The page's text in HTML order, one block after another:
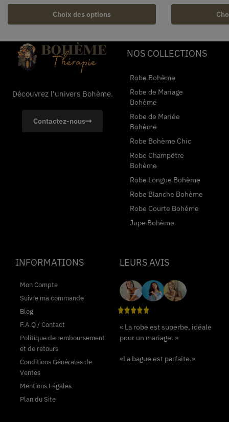
Choix des options
Découvrez l'univers Bohème.
Contactez-nous
NOS COLLECTIONS
Robe Bohème
Robe de Mariage
Bohème
Robe de Mariée
Bohème
Robe Bohème Chic
Robe Champêtre
Bohème
Robe Longue Bohème
Robe Blanche Bohème
Robe Courte Bohème
Jupe Bohème
INFORMATIONS
Mon Compte
Suivre ma commande
Blog
F.A.Q / Contact
Politique de remboursement
et de retours
Conditions Générales de
Ventes
Mentions Légales
Plan du Site
LEURS AVIS
« La robe est superbe, idéale
pour un mariage. »
«La bague est parfaite.»